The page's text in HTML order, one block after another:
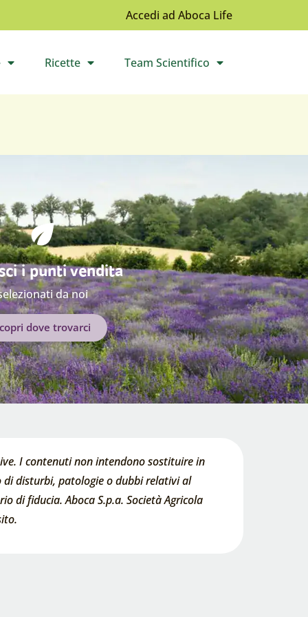
Accedi ad Aboca Life
Apri il sottomenù
Ricette Apri il sottomenù
Team Scientifico
i punti vendita
da noi
dove trovarci
I contenuti non intendono sostituire in
disturbi, patologie o dubbi relativi al
di fiducia. Aboca S.p.a. Società Agricola